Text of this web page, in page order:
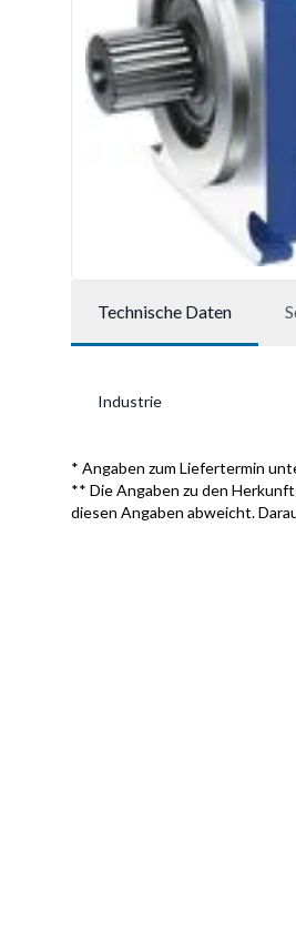
Technische Daten
Industrie
* Angaben zum Liefertermin
** Die Angaben zu den
diesen Angaben abweicht.